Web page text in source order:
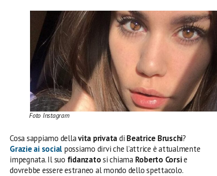
Foto Instagram
Cosa sappiamo dellavita privatadi Beatrice Bruschi?
Grazie ai social possiamo dirvi che l’attrice è attualmente
impegnata. Il suo fidanzatosi chiama Roberto Corsie
dovrebbe essere estraneo al mondo dello spettacolo.